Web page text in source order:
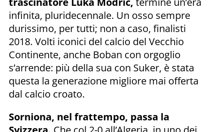
infinita, pluridecennale. Un osso sempre
durissimo, per tutti; non a caso, finalisti
2018. Volti iconici del calcio del Vecchio
Continente, anche Boban con orgoglio
s’arrende: più della sua con Suker, è stata
questa la generazione migliore mai offerta
dal calcio croato.
Sorniona, nel frattempo, passa la